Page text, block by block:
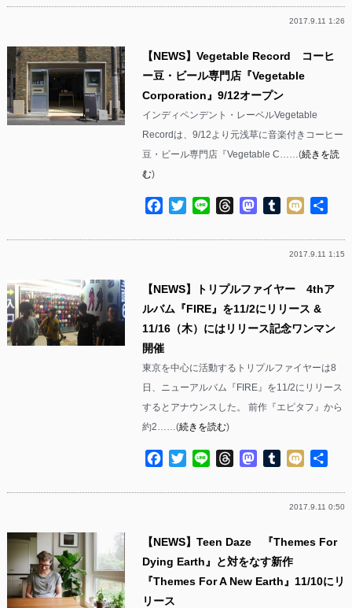
2017.9.11 1:26
【NEWS】Vegetable Record コーヒ
ー豆・ビール専門店『Vegetable
Corporation』9/12オープン
インディペンデント・レーベルVegetable
Recordは、9/12より元浅草に音楽付きコーヒー
豆・ビール専門店『Vegetable C……(続きを読
む)
Facebook
TwitterLine ThreadsMastodon
Tumblr
Mixi
2017.9.11 1:15
【NEWS】トリプルファイヤー 4thア
ルバム『FIRE』を11/2にリリース &
11/16（木）にはリリース記念ワンマン
開催
東京を中心に活動するトリプルファイヤーは8
日、ニューアルバム『FIRE』を11/2にリリース
するとアナウンスした。 前作『エピタフ』から
約2……(続きを読む)
Facebook
TwitterLine ThreadsMastodon
Tumblr
Mixi
2017.9.11 0:50
【NEWS】Teen Daze 『Themes For
Dying Earth』と対をなす新作
『Themes For A New Earth』11/10にリ
リース